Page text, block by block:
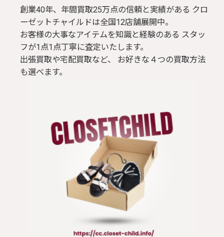
創業40年、年間買取25万点の信頼と実績がある クロ
ーゼットチャイルドは全国12店舗展開中。
お客様の大事なアイテムを知識と経験のある スタッ
フが1点1点丁寧に査定いたします。
出張買取や宅配買取など、 お好きな４つの買取方法
も選べます。